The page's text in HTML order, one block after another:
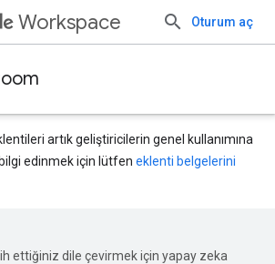
Workspace Oturum aç
artık geliştiricilerin genel kullanımına
edinmek için lütfen eklenti belgelerini
ettiğiniz dile çevirmek için yapay zeka